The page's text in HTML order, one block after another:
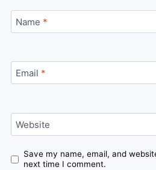
Name *
Email *
Website
Save my name, email, and
next time I comment.